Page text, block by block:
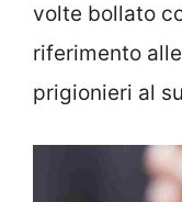
volte bollato
riferimento
prigionieri al